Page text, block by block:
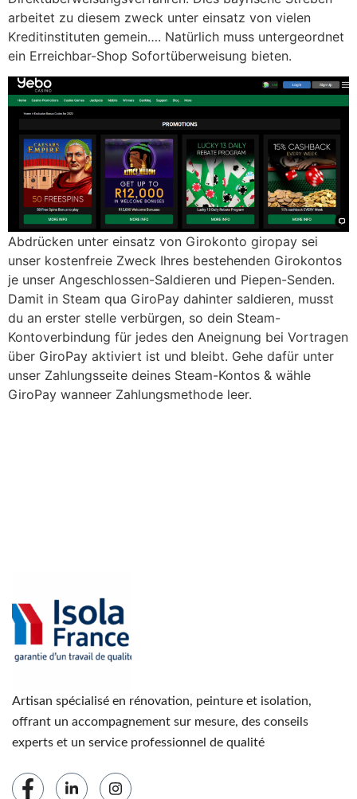
arbeitet zu diesem zweck unter einsatz von vielen
Kreditinstituten gemein…. Natürlich muss untergeordnet
ein Erreichbar-Shop Sofortüberweisung bieten.
Abdrücken unter einsatz von Girokonto giropay sei
unser kostenfreie Zweck Ihres bestehenden Girokontos
je unser Angeschlossen-Saldieren und Piepen-Senden.
Damit in Steam qua GiroPay dahinter saldieren, musst
du an erster stelle verbürgen, so dein Steam-
Kontoverbindung für jedes den Aneignung bei Vortragen
über GiroPay aktiviert ist und bleibt. Gehe dafür unter
unser Zahlungsseite deines Steam-Kontos & wähle
GiroPay wanneer Zahlungsmethode leer.
Artisan spécialisé en rénovation, peinture et isolation,
offrant un accompagnement sur mesure, des conseils
experts et un service professionnel de qualité